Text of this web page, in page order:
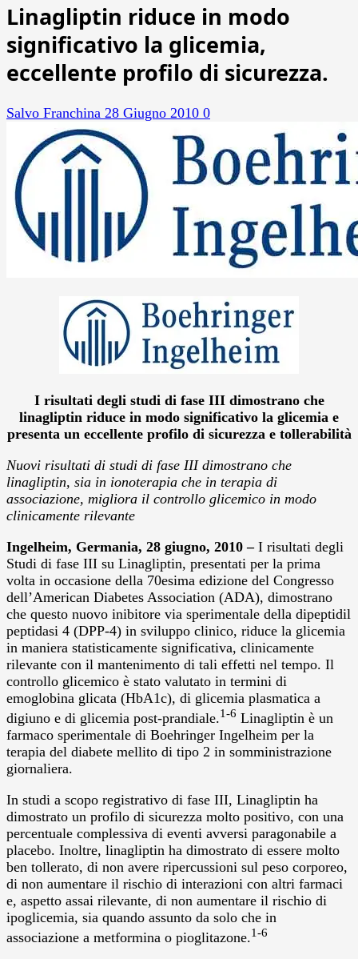
Linagliptin riduce in modo
significativo la glicemia,
eccellente profilo di sicurezza.
Salvo Franchina 28 Giugno 2010 0
I risultati degli studi di fase III dimostrano che
linagliptin riduce in modo significativo la glicemia e
presenta un eccellente profilo di sicurezza e tollerabilità
Nuovi risultati di studi di fase III dimostrano che
linagliptin, sia in ionoterapia che in terapia di
associazione, migliora il controllo glicemico in modo
clinicamente rilevante
Ingelheim, Germania, 28 giugno, 2010 – I risultati degli
Studi di fase III su Linagliptin, presentati per la prima
volta in occasione della 70esima edizione del Congresso
dell’American Diabetes Association (ADA), dimostrano
che questo nuovo inibitore via sperimentale della dipeptidil
peptidasi 4 (DPP-4) in sviluppo clinico, riduce la glicemia
in maniera statisticamente significativa, clinicamente
rilevante con il mantenimento di tali effetti nel tempo. Il
controllo glicemico è stato valutato in termini di
emoglobina glicata (HbA1c), di glicemia plasmatica a
digiuno e di glicemia post-prandiale.1-6 Linagliptin è un
farmaco sperimentale di Boehringer Ingelheim per la
terapia del diabete mellito di tipo 2 in somministrazione
giornaliera.
In studi a scopo registrativo di fase III, Linagliptin ha
dimostrato un profilo di sicurezza molto positivo, con una
percentuale complessiva di eventi avversi paragonabile a
placebo. Inoltre, linagliptin ha dimostrato di essere molto
ben tollerato, di non avere ripercussioni sul peso corporeo,
di non aumentare il rischio di interazioni con altri farmaci
e, aspetto assai rilevante, di non aumentare il rischio di
ipoglicemia, sia quando assunto da solo che in
associazione a metformina o pioglitazone.1-6